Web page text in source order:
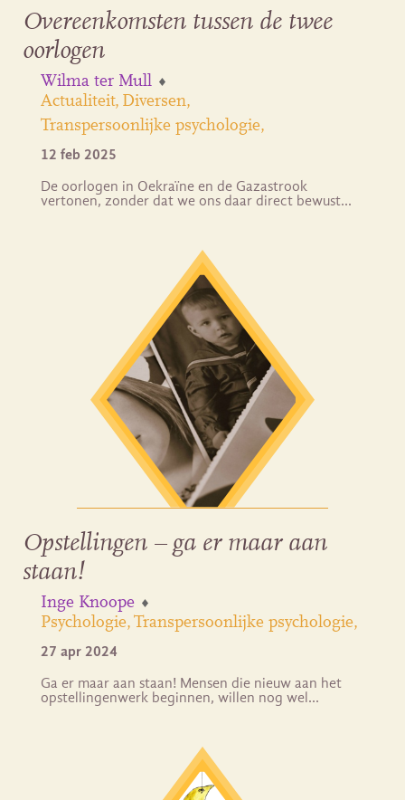
Overeenkomsten tussen de twee
oorlogen
Wilma ter Mull
Actualiteit Diversen
Transpersoonlijke psychologie
12 feb 2025
De oorlogen in Oekraïne en de Gazastrook
vertonen, zonder dat we ons daar direct bewust…
Opstellingen – ga er maar aan
staan!
Inge Knoope
Psychologie Transpersoonlijke psychologie
27 apr 2024
Ga er maar aan staan! Mensen die nieuw aan het
opstellingenwerk beginnen, willen nog wel…